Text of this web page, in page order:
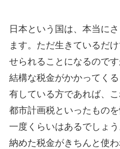
日本という国は、本当に
ます。ただ生きているだ
せられることになるので
結構な税金がかかってく
有している方であれば、
都市計画税といったもの
一度くらいはあるでしょ
納めた税金がきちんと使